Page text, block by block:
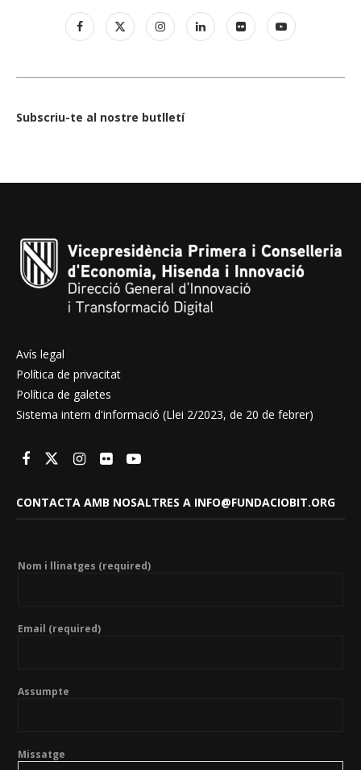
Subscriu-te al nostre butlletí
Avís legal
Política de privacitat
Política de galetes
Sistema intern d'informació (Llei 2/2023, de 20 de febrer)
CONTACTA AMB NOSALTRES A INFO@FUNDACIOBIT.ORG
Nom i llinatges (required)
Email (required)
Assumpte
Missatge